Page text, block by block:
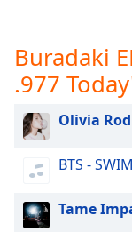
Beginning
dialog
window.
Escape
cancel
and
Buradaki
.977
Olivia
BTS - SWIM
Tame